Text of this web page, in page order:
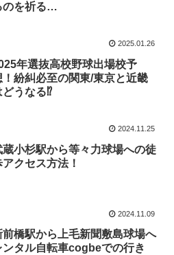
のを祈る…
2025.01.26
年選抜高校野球出場校予
！紛糾必至の関東/東京と近畿
どうなる⁉
2024.11.25
蔵小杉駅から等々力球場への徒
アクセス方法！
2024.11.09
前橋駅から上毛新聞敷島球場へ
ンタル自転車cogbeでの行き